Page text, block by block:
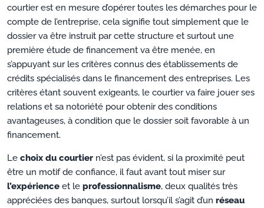
courtier est en mesure d’opérer toutes les démarches pour le
compte de l’entreprise, cela signifie tout simplement que le
dossier va être instruit par cette structure et surtout une
première étude de financement va être menée, en
s’appuyant sur les critères connus des établissements de
crédits spécialisés dans le financement des entreprises. Les
critères étant souvent exigeants, le courtier va faire jouer ses
relations et sa notoriété pour obtenir des conditions
avantageuses, à condition que le dossier soit favorable à un
financement.
Le choix du courtier n’est pas évident, si la proximité peut
être un motif de confiance, il faut avant tout miser sur
l’expérience et le professionnalisme, deux qualités très
appréciées des banques, surtout lorsqu’il s’agit d’un réseau